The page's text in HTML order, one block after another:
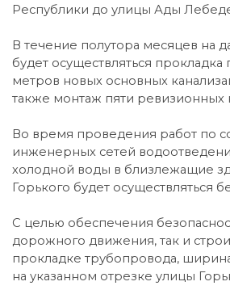
Республики до улицы Ады
В течение полутора месяцев на
будет осуществляться
метров новых основных
также монтаж пяти ревизионных
Во время проведения работ по
инженерных сетей
холодной воды в близлежащие
Горького будет осуществляться
С целью обеспечения
дорожного движения, так и
прокладке трубопровода,
на указанном отрезке улицы